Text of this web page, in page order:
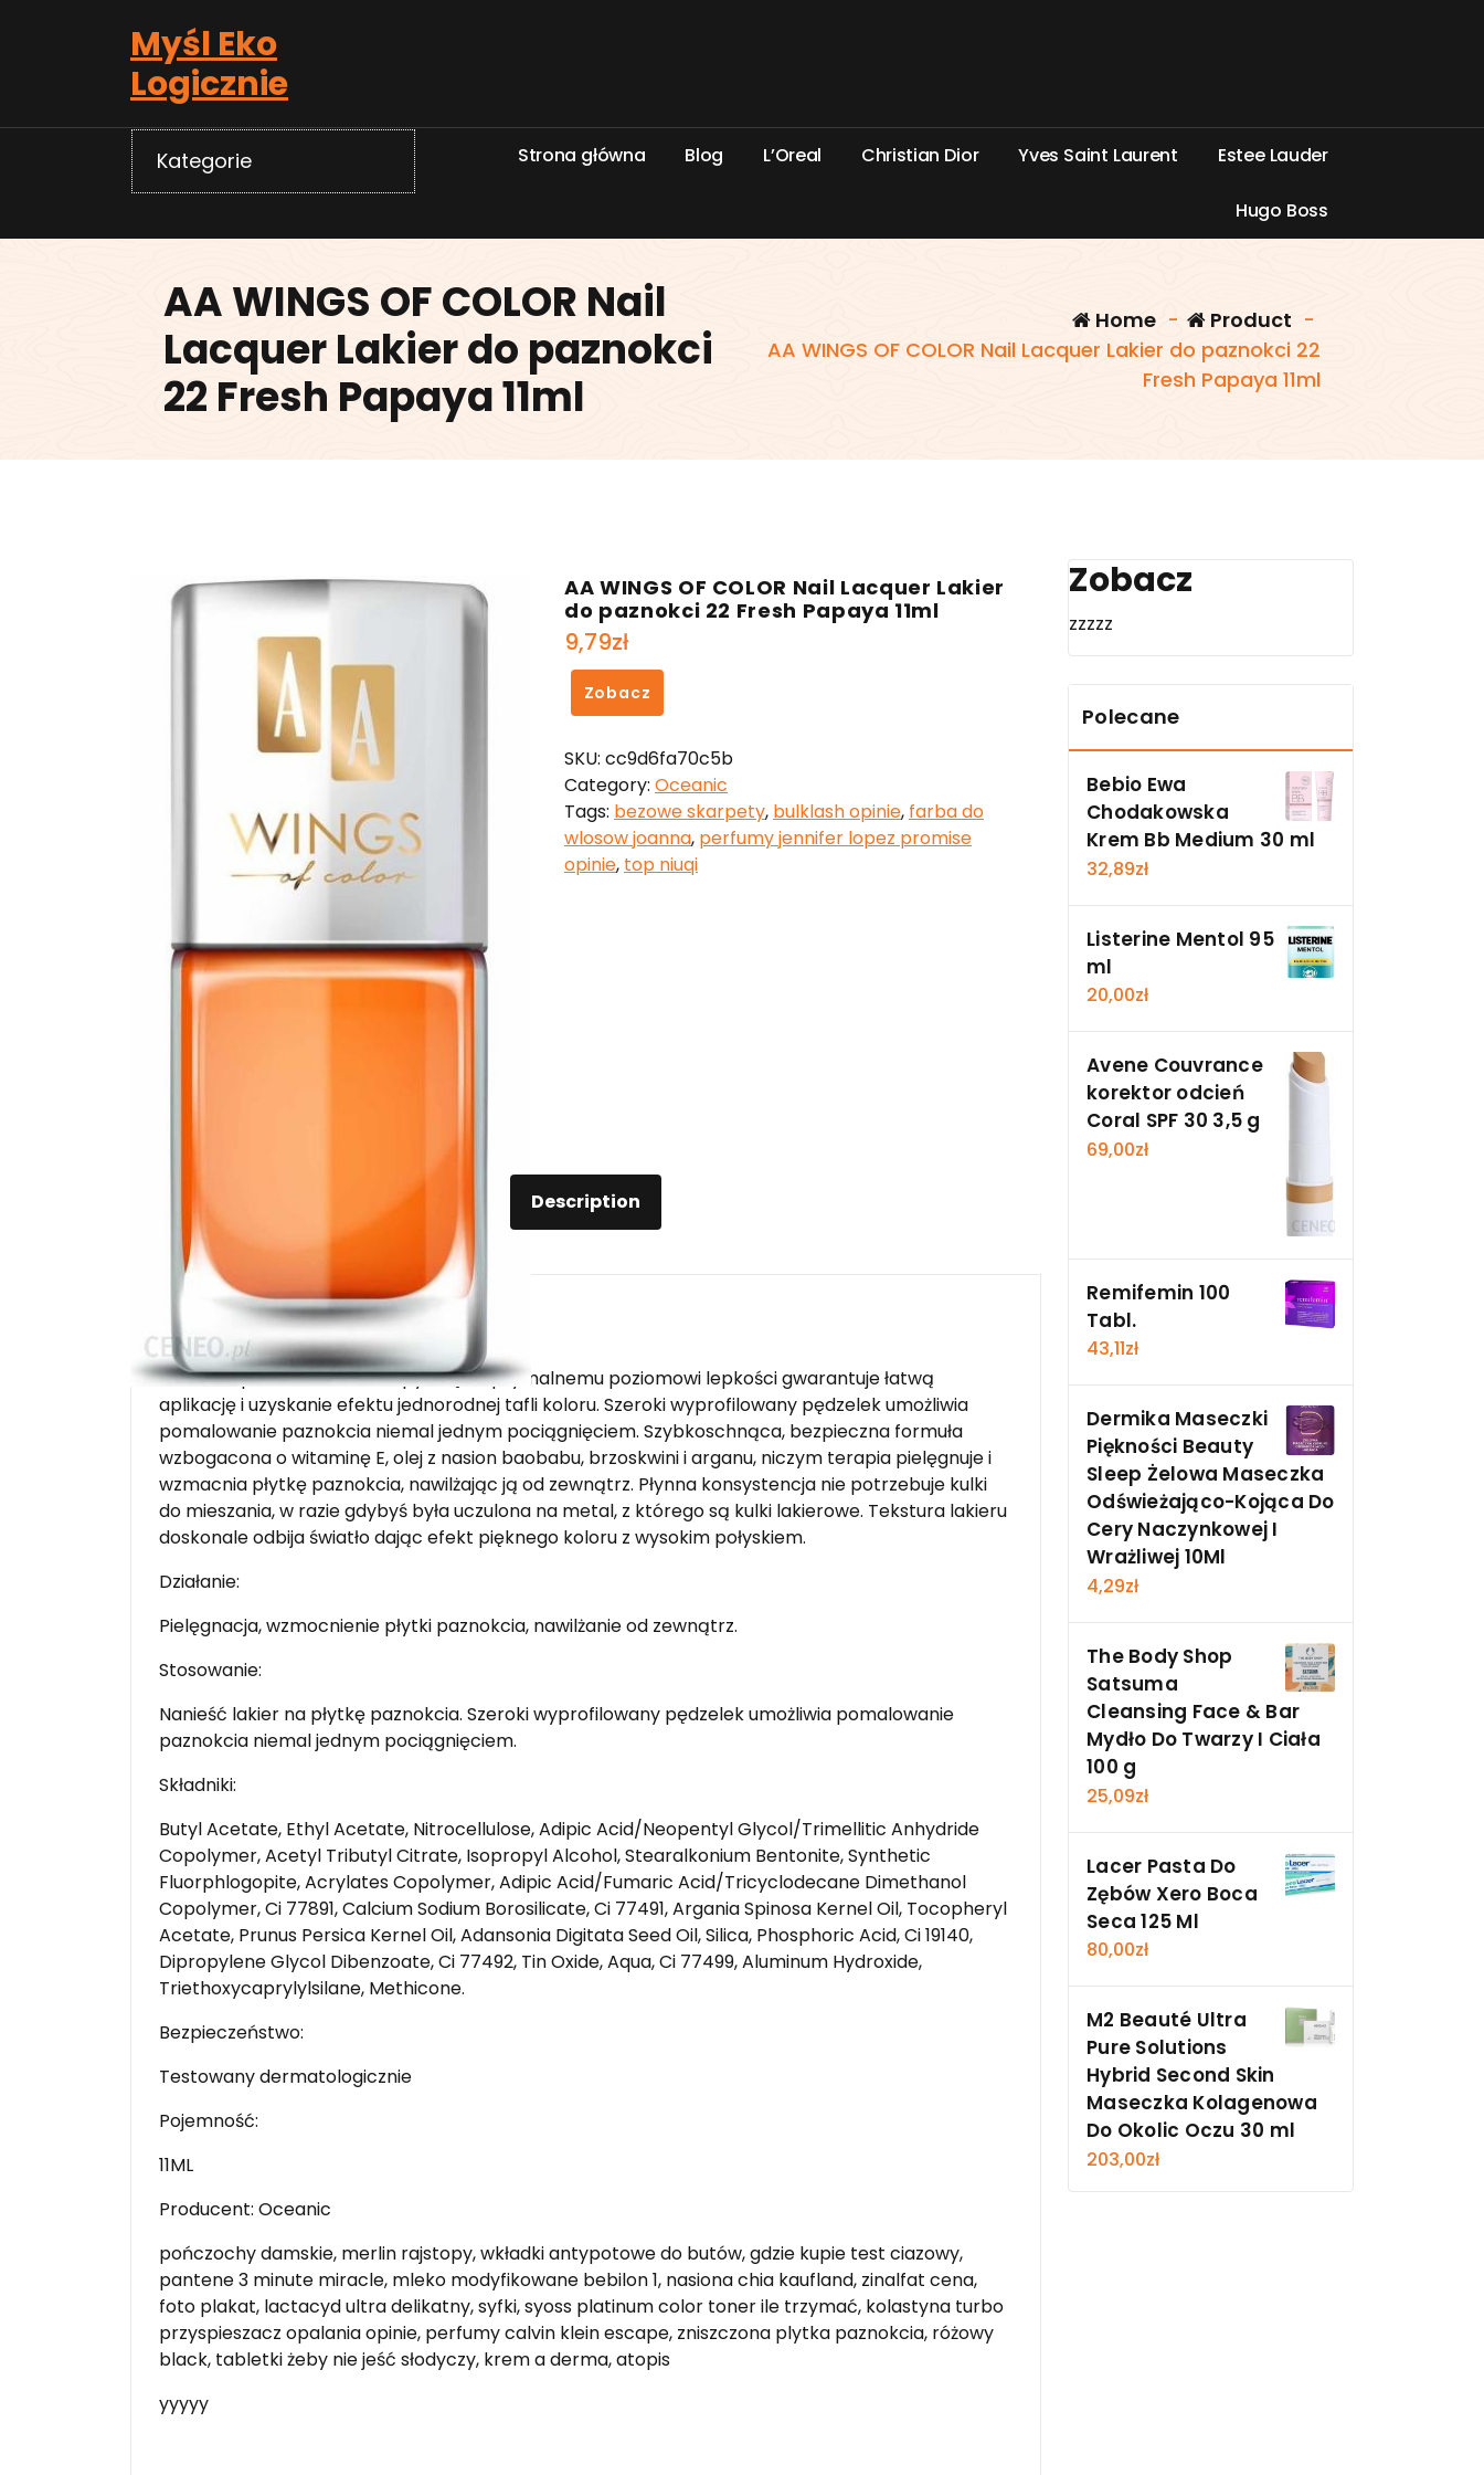
Myśl Eko
Logicznie
Kategorie Strona główna Blog L’Oreal Christian Dior Yves Saint Laurent Estee Lauder
Hugo Boss
AA WINGS OF COLOR Nail
Lacquer Lakier do paznokci
22 Fresh Papaya 11ml
Home - Product -
AA WINGS OF COLOR Nail Lacquer Lakier do paznokci 22
Fresh Papaya 11ml
AA WINGS OF COLOR Nail Lacquer Lakier
do paznokci 22 Fresh Papaya 11ml
9,79zł
Zobacz
SKU: cc9d6fa70c5b
Category: Oceanic
Tags: bezowe skarpety, bulklash opinie, farba do
wlosow joanna, perfumy jennifer lopez promise
opinie, top niuqi
Description
Description
Lakier do paznokci Oil Therapy dzięki optymalnemu poziomowi lepkości gwarantuje łatwą
aplikację i uzyskanie efektu jednorodnej tafli koloru. Szeroki wyprofilowany pędzelek umożliwia
pomalowanie paznokcia niemal jednym pociągnięciem. Szybkoschnąca, bezpieczna formuła
wzbogacona o witaminę E, olej z nasion baobabu, brzoskwini i arganu, niczym terapia pielęgnuje i
wzmacnia płytkę paznokcia, nawilżając ją od zewnątrz. Płynna konsystencja nie potrzebuje kulki
do mieszania, w razie gdybyś była uczulona na metal, z którego są kulki lakierowe. Tekstura lakieru
doskonale odbija światło dając efekt pięknego koloru z wysokim połyskiem.
Działanie:
Pielęgnacja, wzmocnienie płytki paznokcia, nawilżanie od zewnątrz.
Stosowanie:
Nanieść lakier na płytkę paznokcia. Szeroki wyprofilowany pędzelek umożliwia pomalowanie
paznokcia niemal jednym pociągnięciem.
Składniki:
Butyl Acetate, Ethyl Acetate, Nitrocellulose, Adipic Acid/Neopentyl Glycol/Trimellitic Anhydride
Copolymer, Acetyl Tributyl Citrate, Isopropyl Alcohol, Stearalkonium Bentonite, Synthetic
Fluorphlogopite, Acrylates Copolymer, Adipic Acid/Fumaric Acid/Tricyclodecane Dimethanol
Copolymer, Ci 77891, Calcium Sodium Borosilicate, Ci 77491, Argania Spinosa Kernel Oil, Tocopheryl
Acetate, Prunus Persica Kernel Oil, Adansonia Digitata Seed Oil, Silica, Phosphoric Acid, Ci 19140,
Dipropylene Glycol Dibenzoate, Ci 77492, Tin Oxide, Aqua, Ci 77499, Aluminum Hydroxide,
Triethoxycaprylylsilane, Methicone.
Bezpieczeństwo:
Testowany dermatologicznie
Pojemność:
11ML
Producent: Oceanic
pończochy damskie, merlin rajstopy, wkładki antypotowe do butów, gdzie kupie test ciazowy,
pantene 3 minute miracle, mleko modyfikowane bebilon 1, nasiona chia kaufland, zinalfat cena,
foto plakat, lactacyd ultra delikatny, syfki, syoss platinum color toner ile trzymać, kolastyna turbo
przyspieszacz opalania opinie, perfumy calvin klein escape, zniszczona plytka paznokcia, różowy
black, tabletki żeby nie jeść słodyczy, krem a derma, atopis
yyyyy
Zobacz
zzzzz
Polecane
Bebio Ewa
Chodakowska
Krem Bb Medium 30 ml
32,89zł
Listerine Mentol 95
ml
20,00zł
Avene Couvrance
korektor odcień
Coral SPF 30 3,5 g
69,00zł
Remifemin 100
Tabl.
43,11zł
Dermika Maseczki
Piękności Beauty
Sleep Żelowa Maseczka
Odświeżająco-Kojąca Do
Cery Naczynkowej I
Wrażliwej 10Ml
4,29zł
The Body Shop
Satsuma
Cleansing Face & Bar
Mydło Do Twarzy I Ciała
100 g
25,09zł
Lacer Pasta Do
Zębów Xero Boca
Seca 125 Ml
80,00zł
M2 Beauté Ultra
Pure Solutions
Hybrid Second Skin
Maseczka Kolagenowa
Do Okolic Oczu 30 ml
203,00zł